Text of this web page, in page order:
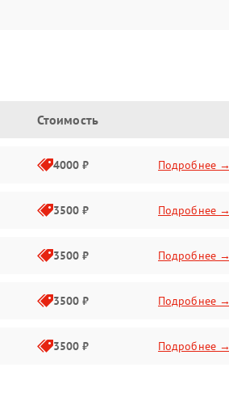
Стоимость
4000 ₽ Подробнее →
3500 ₽ Подробнее →
3500 ₽ Подробнее →
3500 ₽ Подробнее →
3500 ₽ Подробнее →